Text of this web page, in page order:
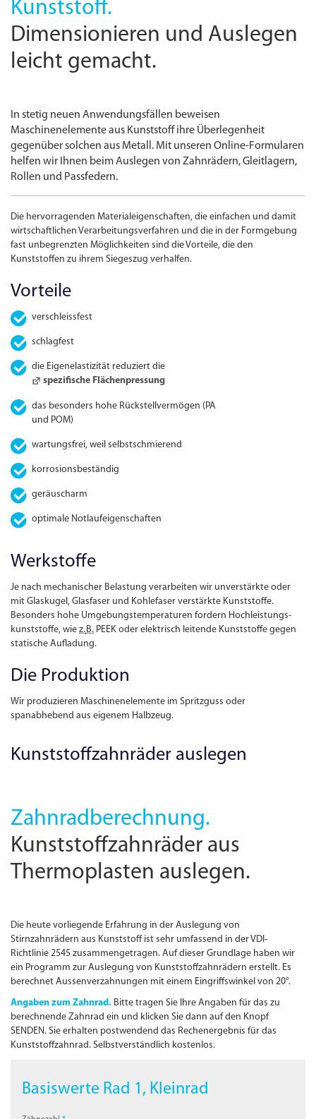
Kunststoff.
Dimensionieren und Auslegen
leicht gemacht.
In stetig neuen Anwendungs­fällen beweisen
Maschinenelemente aus Kunststoff ihre Überlegenheit
gegenüber solchen aus Metall. Mit unseren Online-Formularen
helfen wir Ihnen beim Auslegen von Zahnrädern, Gleitlagern,
Rollen und Passfedern.
Die hervorragenden Materialeigenschaften, die einfachen und damit
wirtschaftlichen Verarbeitungs­verfahren und die in der Formgebung
fast unbegrenzten Möglichkeiten sind die Vorteile, die den
Kunststoffen zu ihrem Siegeszug verhalfen.
Vorteile
verschleissfest
schlagfest
die Eigenelastizität reduziert die
spezifische Flächen­pressung
das besonders hohe Rückstell­vermögen (PA
und POM)
wartungs­frei, weil selbstschmierend
korrosionsbeständig
geräuscharm
optimale Notlaufeigenschaften
Werkstoffe
Je nach mechanischer Belastung verarbeiten wir unverstärkte oder
mit Glaskugel, Glasfaser und Kohlefaser verstärkte Kunststoffe.
Besonders hohe Umgebungs­temperaturen fordern Hochleistungs­
kunststoffe, wiez.B. PEEK oder elektrisch leitende Kunststoffe gegen
statische Aufladung.
Die Produktion
Wir produzieren Maschinenelemente im Spritzguss oder
spanabhebend aus eigenem Halbzeug.
Kunststoffzahnräder auslegen
Zahnradberechnung.
Kunststoffzahnräder aus
Thermoplasten auslegen.
Die heute vorliegende Erfahrung in der Auslegung von
Stirnzahnrädern aus Kunststoff ist sehr umfassend in der VDI-
Richtlinie 2545 zusammengetragen. Auf dieser Grundlage haben wir
ein Programm zur Auslegung von Kunststoffzahnrädern erstellt. Es
berechnet Aussenverzahnungen mit einem Eingriffswinkel von 20°.
Angaben zum Zahnrad. Bitte tragen Sie Ihre Angaben für das zu
berechnende Zahnrad ein und klicken Sie dann auf den Knopf
SENDEN. Sie erhalten postwendend das Rechenergebnis für das
Kunststoffzahnrad. Selbstverständlich kostenlos.
Basiswerte Rad 1, Kleinrad